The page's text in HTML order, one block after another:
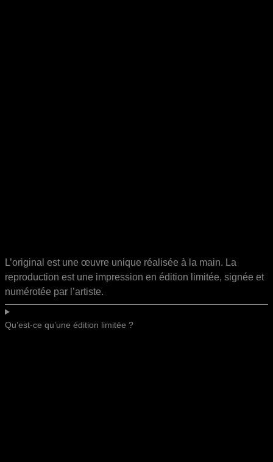
L’original est une œuvre unique réalisée à la main. La
reproduction est une impression en édition limitée, signée et
numérotée par l’artiste.
Qu’est-ce qu’une édition limitée ?